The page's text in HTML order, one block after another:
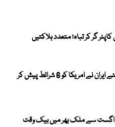
آبنائے ہرمز کھولنے کیلئے ایران نے امریکا کو 6 شرائط پیش کر
جماعت اسلامی کا 16 اگست سے ملک بھر میں بیک وقت